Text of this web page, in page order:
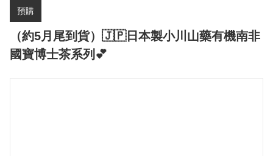
預購
（約5月尾到貨）🇯🇵日本製小川山藥有機南非
國寶博士茶系列💕